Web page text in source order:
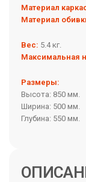
Материал
Материал
Вес: 5.4 кг.
Максимальная
Размеры:
Высота: 850 мм.
Ширина: 500 мм.
Глубина: 550 мм.